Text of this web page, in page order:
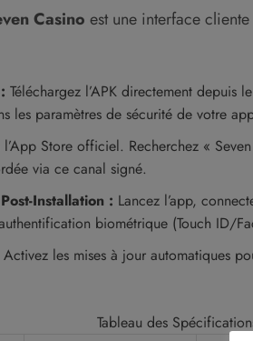
Casino est une interface
Téléchargez l’APK directement depuis
les paramètres de sécurité de votre
Store officiel. Recherchez «
via ce canal signé.
Installation : Lancez l’app,
biométrique (Touch ID/
Activez les mises à jour automatiques
Tableau des